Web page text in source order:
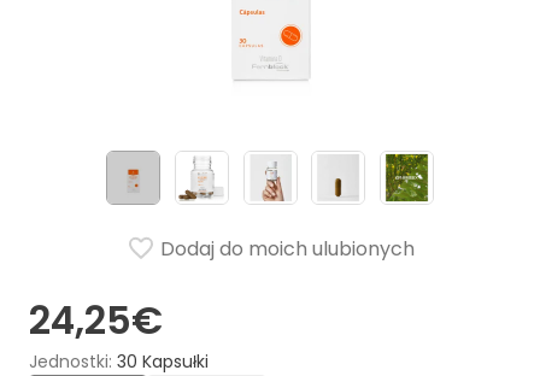
24,25€
Jednostki
30 Kapsułki
Dodaj do moich ulubionych